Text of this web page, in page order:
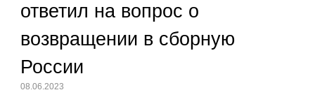
ответил на вопрос о
возвращении в сборную
России
08.06.2023